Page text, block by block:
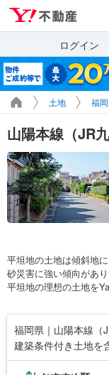
ログイン
土地 福
山陽本線（JR
平坦地の土地は傾斜地
砂災害に強い傾向があ
平坦地の理想の土地を
福岡県｜山陽本線（
建築条件付き土地を